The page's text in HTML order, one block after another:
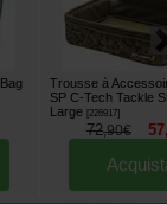
Trousse à
SP C-Tech Tackle
Large [226917]
72,90€ 57